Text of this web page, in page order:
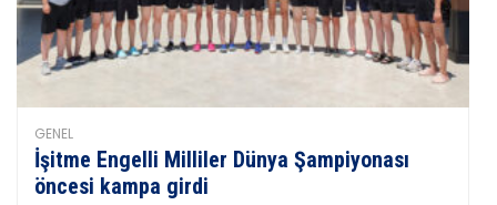
GENEL
İşitme Engelli Milliler Dünya Şampiyonası
öncesi kampa girdi